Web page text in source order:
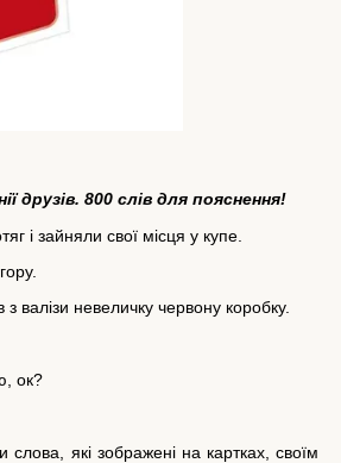
друзів. 800 слів для пояснення!
і зайняли свої місця у купе.
валізи невеличку червону коробку.
ок?
які зображені на картках, своїм